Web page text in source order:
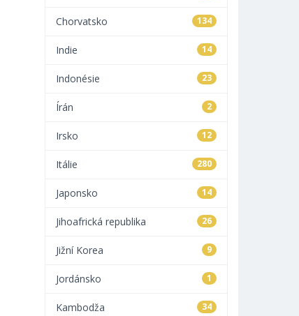
134
Chorvatsko
14
Indie
23
Indonésie
2
Írán
12
Irsko
280
Itálie
14
Japonsko
26
Jihoafrická republika
9
Jižní Korea
1
Jordánsko
34
Kambodža